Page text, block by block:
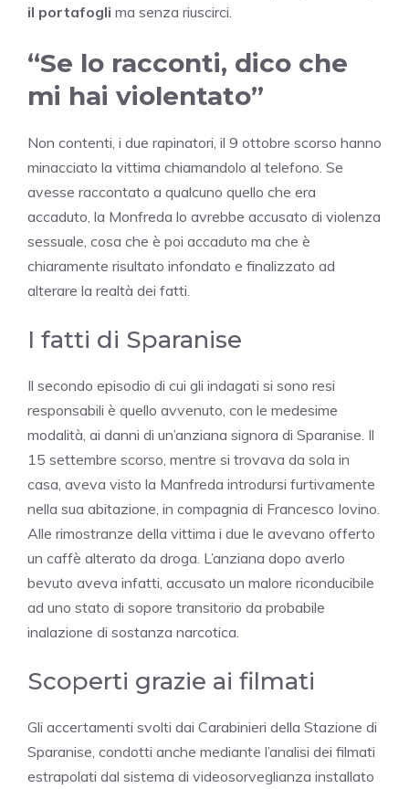
il portafogli ma senza riuscirci.
“Se lo racconti, dico che
mi hai violentato”
Non contenti, i due rapinatori, il 9 ottobre scorso hanno
minacciato la vittima chiamandolo al telefono. Se
avesse raccontato a qualcuno quello che era
accaduto, la Monfreda lo avrebbe accusato di violenza
sessuale, cosa che è poi accaduto ma che è
chiaramente risultato infondato e finalizzato ad
alterare la realtà dei fatti.
I fatti di Sparanise
Il secondo episodio di cui gli indagati si sono resi
responsabili è quello avvenuto, con le medesime
modalità, ai danni di un’anziana signora di Sparanise. Il
15 settembre scorso, mentre si trovava da sola in
casa, aveva visto la Manfreda introdursi furtivamente
nella sua abitazione, in compagnia di Francesco Iovino.
Alle rimostranze della vittima i due le avevano offerto
un caffè alterato da droga. L’anziana dopo averlo
bevuto aveva infatti, accusato un malore riconducibile
ad uno stato di sopore transitorio da probabile
inalazione di sostanza narcotica.
Scoperti grazie ai filmati
Gli accertamenti svolti dai Carabinieri della Stazione di
Sparanise, condotti anche mediante l’analisi dei filmati
estrapolati dal sistema di videosorveglianza installato